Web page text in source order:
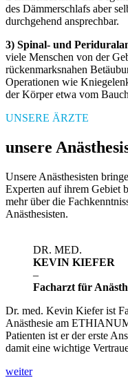
des Dämmerschlafs aber
durchgehend ansprechbar.
3) Spinal- und
viele Menschen von der
rückenmarksnahen
Operationen wie
der Körper etwa vom
UNSERE ÄRZTE
unsere
Unsere Anästhesisten
Experten auf ihrem Gebiet
mehr über die
Anästhesisten.
DR. MED.
KEVIN KIEFER
–
Facharzt für
Dr. med. Kevin Kiefer ist
Anästhesie am
Patienten ist er der erste
damit eine wichtige
weiter